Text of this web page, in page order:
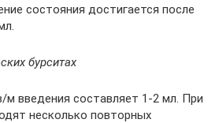
состояния достигается после
бурситах
м введения составляет 1-2 мл. При
несколько повторных